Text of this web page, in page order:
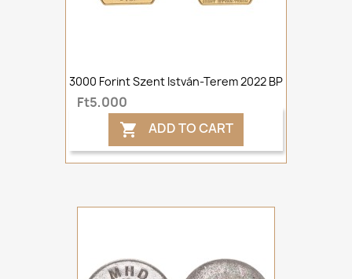
3000 Forint Szent István-Terem 2022 BP
Ft5,000
 ADD TO CART